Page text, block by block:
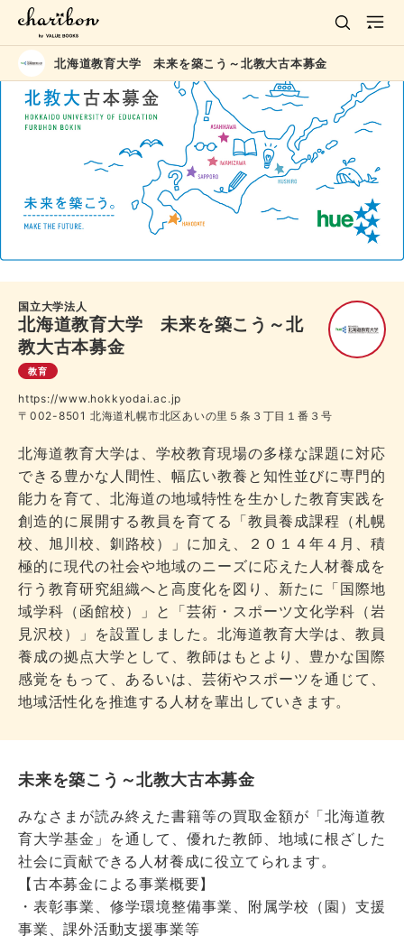
北海道教育大学 未来を築こう～北教大古本募金
国立大学法人
北海道教育大学 未来を築こう～北
教大古本募金
教育
https://www.hokkyodai.ac.jp
〒002-8501 北海道札幌市北区あいの里５条３丁目１番３号
北海道教育大学は、学校教育現場の多様な課題に対応
できる豊かな人間性、幅広い教養と知性並びに専門的
能力を育て、北海道の地域特性を生かした教育実践を
創造的に展開する教員を育てる「教員養成課程（札幌
校、旭川校、釧路校）」に加え、２０１４年４月、積
極的に現代の社会や地域のニーズに応えた人材養成を
行う教育研究組織へと高度化を図り、新たに「国際地
域学科（函館校）」と「芸術・スポーツ文化学科（岩
見沢校）」を設置しました。北海道教育大学は、教員
養成の拠点大学として、教師はもとより、豊かな国際
感覚をもって、あるいは、芸術やスポーツを通じて、
地域活性化を推進する人材を輩出していきます。
未来を築こう～北教大古本募金
みなさまが読み終えた書籍等の買取金額が「北海道教
育大学基金」を通して、優れた教師、地域に根ざした
社会に貢献できる人材養成に役立てられます。
【古本募金による事業概要】
・表彰事業、修学環境整備事業、附属学校（園）支援
事業、課外活動支援事業等